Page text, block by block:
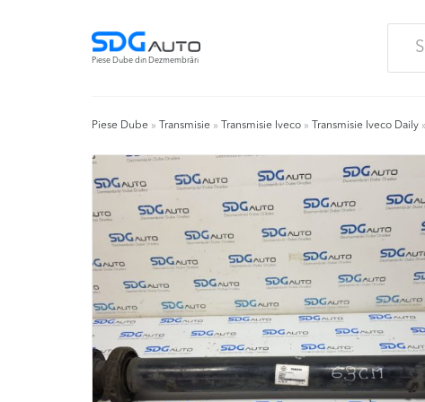
Piese Dube din Dezmembrări
Piese Dube » Transmisie » Transmisie Iveco » Transmisie Iveco Daily »